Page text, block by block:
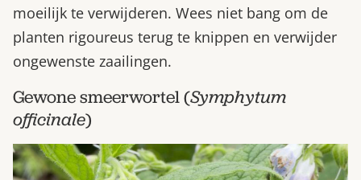
moeilijk te verwijderen. Wees niet bang om de
planten rigoureus terug te knippen en verwijder
ongewenste zaailingen.
Gewone smeerwortel (Symphytum
officinale)